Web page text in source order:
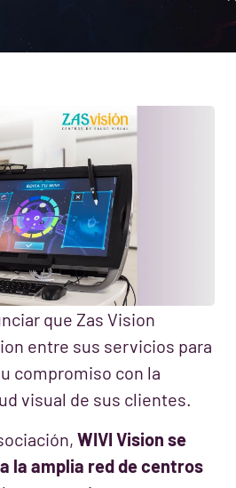
que Zas Vision
entre sus servicios para
compromiso con la
visual de sus clientes.
WIVI Vision se
la amplia red de centros